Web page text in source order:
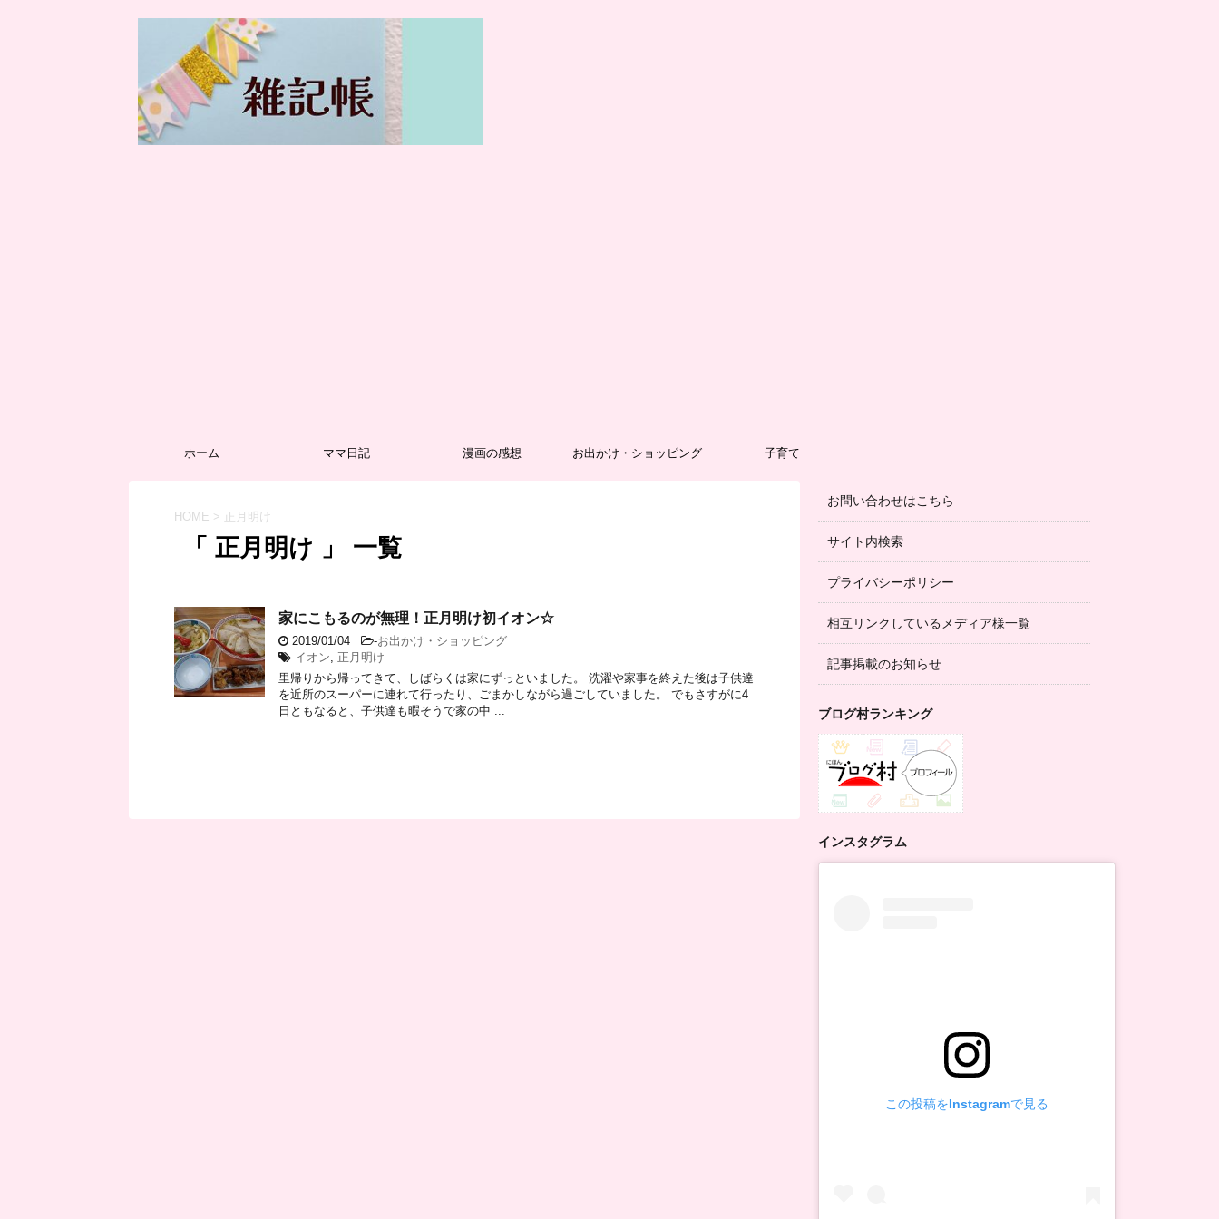
ホーム ママ日記 漫画の感想 お出かけ・ショッピング 子育て
HOME > 正月明け
「 正月明け 」 一覧
家にこもるのが無理！正月明け初イオン☆
2019/01/04 -お出かけ・ショッピング
イオン 正月明け
里帰りから帰ってきて、しばらくは家にずっといました。 洗濯や家事を終えた後は子供達
を近所のスーパーに連れて行ったり、ごまかしながら過ごしていました。 でもさすがに4
日ともなると、子供達も暇そうで家の中 ...
お問い合わせはこちら
サイト内検索
プライバシーポリシー
相互リンクしているメディア様一覧
記事掲載のお知らせ
ブログ村ランキング
インスタグラム
この投稿をInstagramで見る